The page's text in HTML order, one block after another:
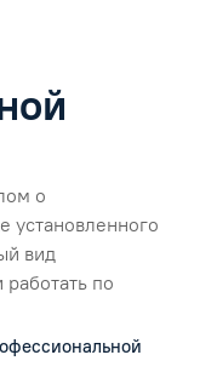
о
установленного
вид
по